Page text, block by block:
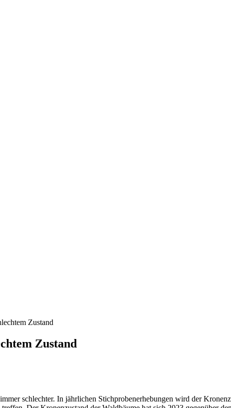
Zustand
Zustand
schlechter. In jährlichen Stichprobenerhebungen wird der